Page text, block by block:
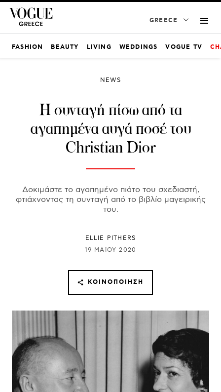
GREECE
FASHION BEAUTY LIVING WEDDINGS VOGUE TV
NEWS
Η συνταγή πίσω από τα
αγαπημένα αυγά ποσέ του
Christian Dior
Δοκιμάστε το αγαπημένο πιάτο του σχεδιαστή,
φτιάχνοντας τη συνταγή από το βιβλίο μαγειρικής
του.
ELLIE PITHERS
19 ΜΑΪ́ΟΥ 2020
ΚΟΙΝΟΠΟΊΗΣΗ